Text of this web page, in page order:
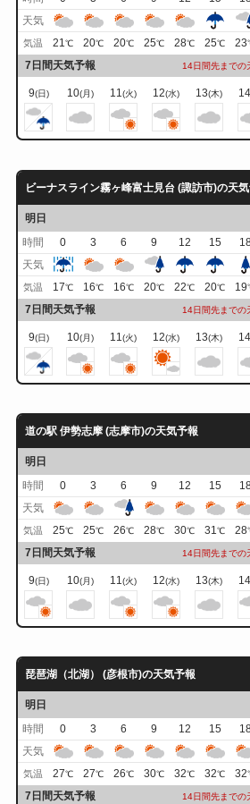
天気
気温 21℃ 20℃ 20℃ 25℃ 28℃ 25℃ 23
7日間天気予報 14日間先までの
9(日) 10(月) 11(火) 12(水) 13(木) 14
ビーナスライン霧ヶ峰富士見台 (諏訪市)の天
明日
時間
0 3 6 9 12 15
天気
気温 17℃ 16℃ 16℃ 20℃ 22℃ 20℃ 19
7日間天気予報 14日間先までの
9(日) 10(月) 11 (火) 12(水) 13(木) 14
道の駅 伊勢志摩 (志摩市)の天気予報
明日
時間
0 3 6 9 12 15
天気
気温 25℃ 25℃ 26℃ 28℃ 30℃ 31℃ 28
7日間天気予報 14日間先までの
9(日) 10(月) 11(火) 12(水) 13(木) 14
琵琶湖（北湖） (彦根市)の天気予報
明日
時間
0 3 6 9 12 15
天気
気温 27℃ 27℃ 26℃ 30℃ 32℃ 32℃ 32
7日間天気予報 14日間先までの